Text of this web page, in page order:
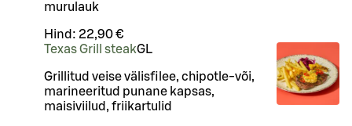
murulauk
Hind: 22,90 €
Texas Grill steakGL
Grillitud veise välisfilee, chipotle-või,
marineeritud punane kapsas,
maisiviilud, friikartulid